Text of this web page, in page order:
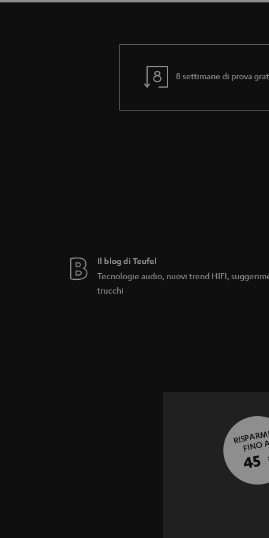
8 settimane di prova
Il blog di Teufel
Tecnologie audio, nuovi trend HIFI,
trucchi
FINO
45